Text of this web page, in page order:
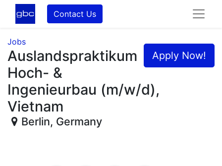
Contact Us
Apply Now!
Jobs
Auslandspraktikum
Hoch- &
Ingenieurbau (m/w/d),
Vietnam
Berlin, Germany